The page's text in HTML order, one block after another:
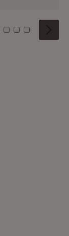
7 8 910
Kachel: 11
Zu Kachel: 12
Zu Kachel:
Zu